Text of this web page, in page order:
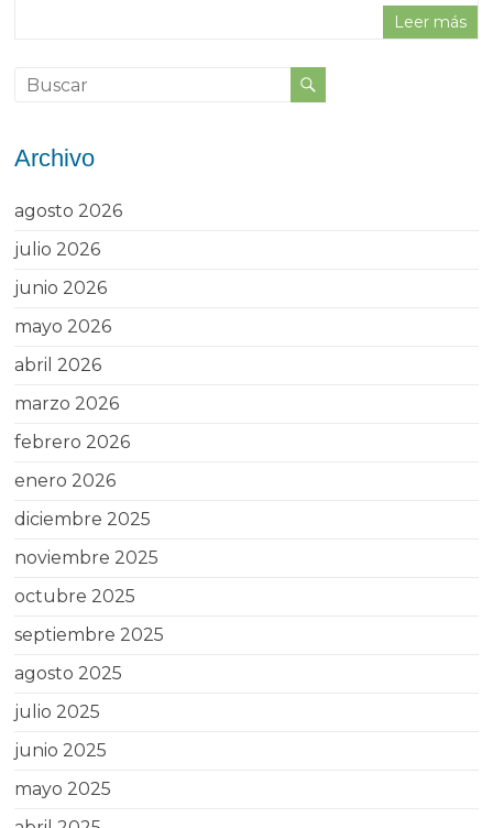
Leer más
Archivo
agosto 2026
julio 2026
junio 2026
mayo 2026
abril 2026
marzo 2026
febrero 2026
enero 2026
diciembre 2025
noviembre 2025
octubre 2025
septiembre 2025
agosto 2025
julio 2025
junio 2025
mayo 2025